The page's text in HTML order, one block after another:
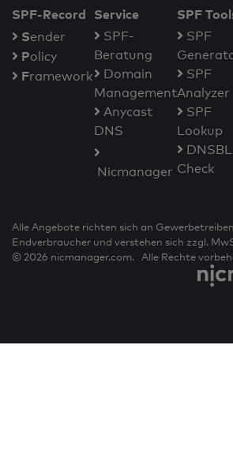
SPF-Record
Sender
Policy
Framework
Service
SPF-
Beratung
Domain
Management
Anycast
DNS
Nicmanager
SPF
SPF
SPF
Analyzer
SPF
Lookup
DNSBL
Check
Alle Angebote richten sich an
Endverbraucher und verstehen sich zzgl.
© 2026 nicmanager.com. Alle Rechte